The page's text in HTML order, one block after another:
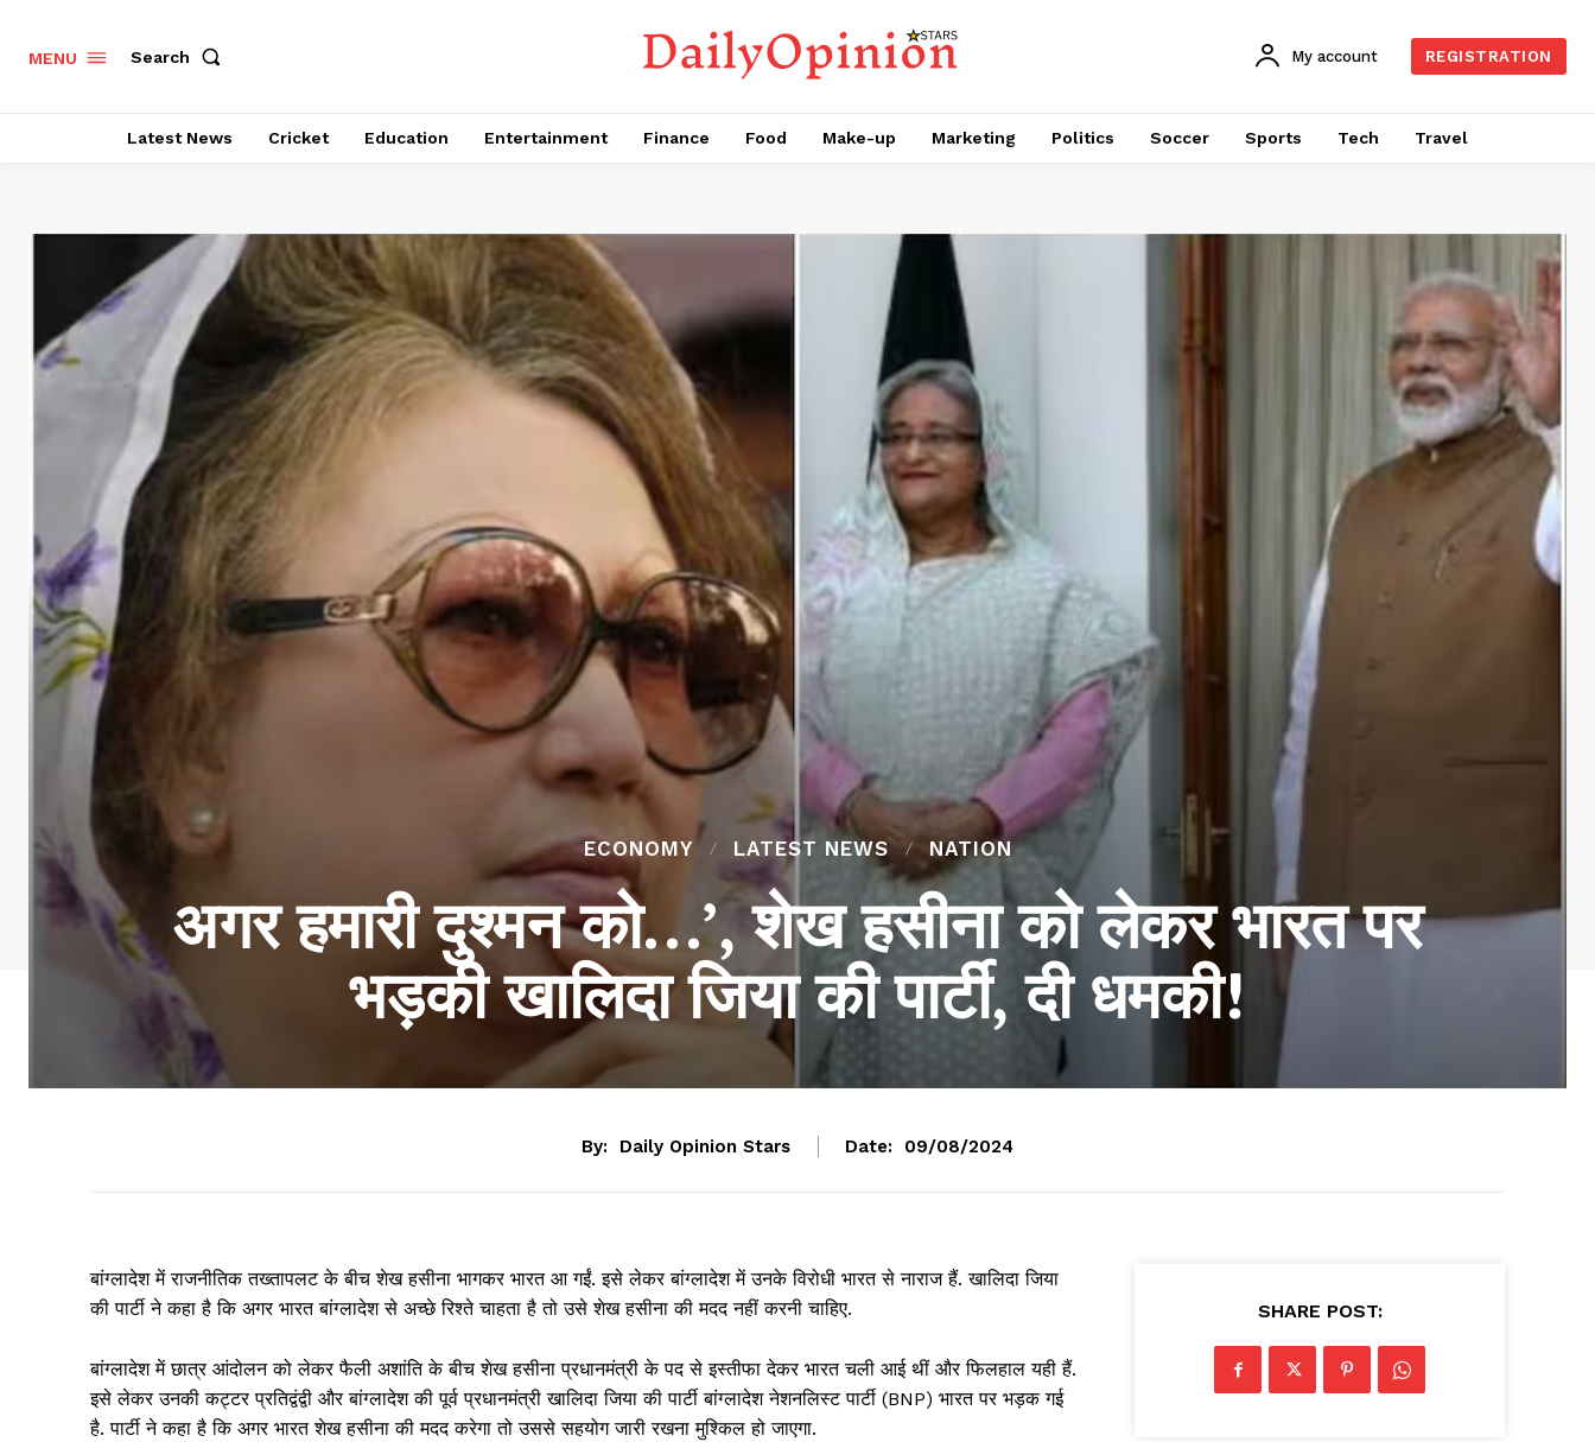
MENU Search My account REGISTRATION
Latest News Cricket Education Entertainment Finance Food Make-up Marketing Politics Soccer Sports Tech Travel
ECONOMY LATEST NEWS NATION
अगर हमारी दुश्मन को…’, शेख हसीना को लेकर भारत पर
भड़की खालिदा जिया की पार्टी, दी धमकी!
By: Daily Opinion Stars Date: 09/08/2024
बांग्लादेश में राजनीतिक तख्तापलट के बीच शेख हसीना भागकर भारत आ गईं. इसे लेकर बांग्लादेश में उनके विरोधी भारत से नाराज हैं. खालिदा जिया
की पार्टी ने कहा है कि अगर भारत बांग्लादेश से अच्छे रिश्ते चाहता है तो उसे शेख हसीना की मदद नहीं करनी चाहिए.
बांग्लादेश में छात्र आंदोलन को लेकर फैली अशांति के बीच शेख हसीना प्रधानमंत्री के पद से इस्तीफा देकर भारत चली आई थीं और फिलहाल यही हैं.
इसे लेकर उनकी कट्टर प्रतिद्वंद्वी और बांग्लादेश की पूर्व प्रधानमंत्री खालिदा जिया की पार्टी बांग्लादेश नेशनलिस्ट पार्टी (BNP) भारत पर भड़क गई
है. पार्टी ने कहा है कि अगर भारत शेख हसीना की मदद करेगा तो उससे सहयोग जारी रखना मुश्किल हो जाएगा.
SHARE POST: